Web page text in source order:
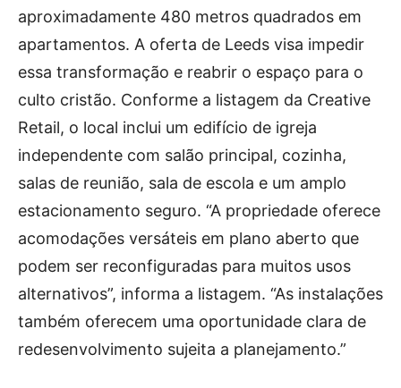
aproximadamente 480 metros quadrados em
apartamentos. A oferta de Leeds visa impedir
essa transformação e reabrir o espaço para o
culto cristão. Conforme a listagem da Creative
Retail, o local inclui um edifício de igreja
independente com salão principal, cozinha,
salas de reunião, sala de escola e um amplo
estacionamento seguro. “A propriedade oferece
acomodações versáteis em plano aberto que
podem ser reconfiguradas para muitos usos
alternativos”, informa a listagem. “As instalações
também oferecem uma oportunidade clara de
redesenvolvimento sujeita a planejamento.”